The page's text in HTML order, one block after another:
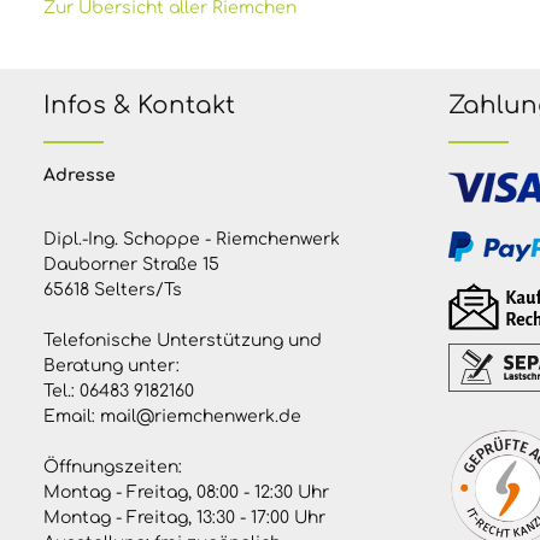
Zur Übersicht aller Riemchen
Infos & Kontakt
Adresse
Dipl.-Ing. Schoppe - Riemchenwerk
Dauborner Straße 15
65618 Selters/Ts
Telefonische Unterstützung und
Beratung unter:
Tel.: 06483 9182160
Email: mail@riemchenwerk.de
Öffnungszeiten:
Montag - Freitag, 08:00 - 12:30 Uhr
Montag - Freitag, 13:30 - 17:00 Uhr